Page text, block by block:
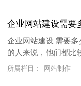
企业网站建设需要
企业网站建设 需要
的人来说，他们都比
少钱 这一问题。因为
所属栏目： 网站制作